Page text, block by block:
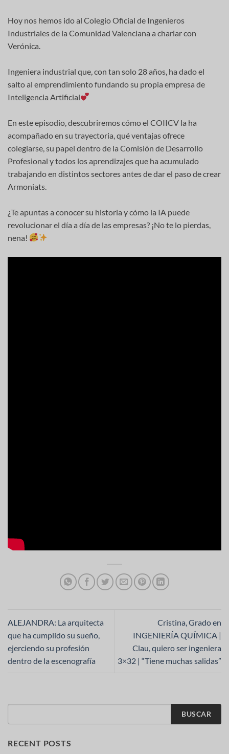
Hoy nos hemos ido al Colegio Oficial de Ingenieros
Industriales de la Comunidad Valenciana a charlar con
Verónica.
Ingeniera industrial que, con tan solo 28 años, ha dado el
salto al emprendimiento fundando su propia empresa de
Inteligencia Artificial
En este episodio, descubriremos cómo el COIICV la ha
acompañado en su trayectoria, qué ventajas ofrece
colegiarse, su papel dentro de la Comisión de Desarrollo
Profesional y todos los aprendizajes que ha acumulado
trabajando en distintos sectores antes de dar el paso de crear
Armoniats.
¿Te apuntas a conocer su historia y cómo la IA puede
revolucionar el día a día de las empresas? ¡No te lo pierdas,
nena!
ALEJANDRA: La arquitecta
que ha cumplido su sueño,
ejerciendo su profesión
dentro de la escenografía
Cristina, Grado en
INGENIERÍA QUÍMICA |
Clau, quiero ser ingeniera
3×32 | “Tiene muchas salidas”
BUSCAR
RECENT POSTS